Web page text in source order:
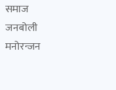
समाज
जनबोली
मनोरन्जन